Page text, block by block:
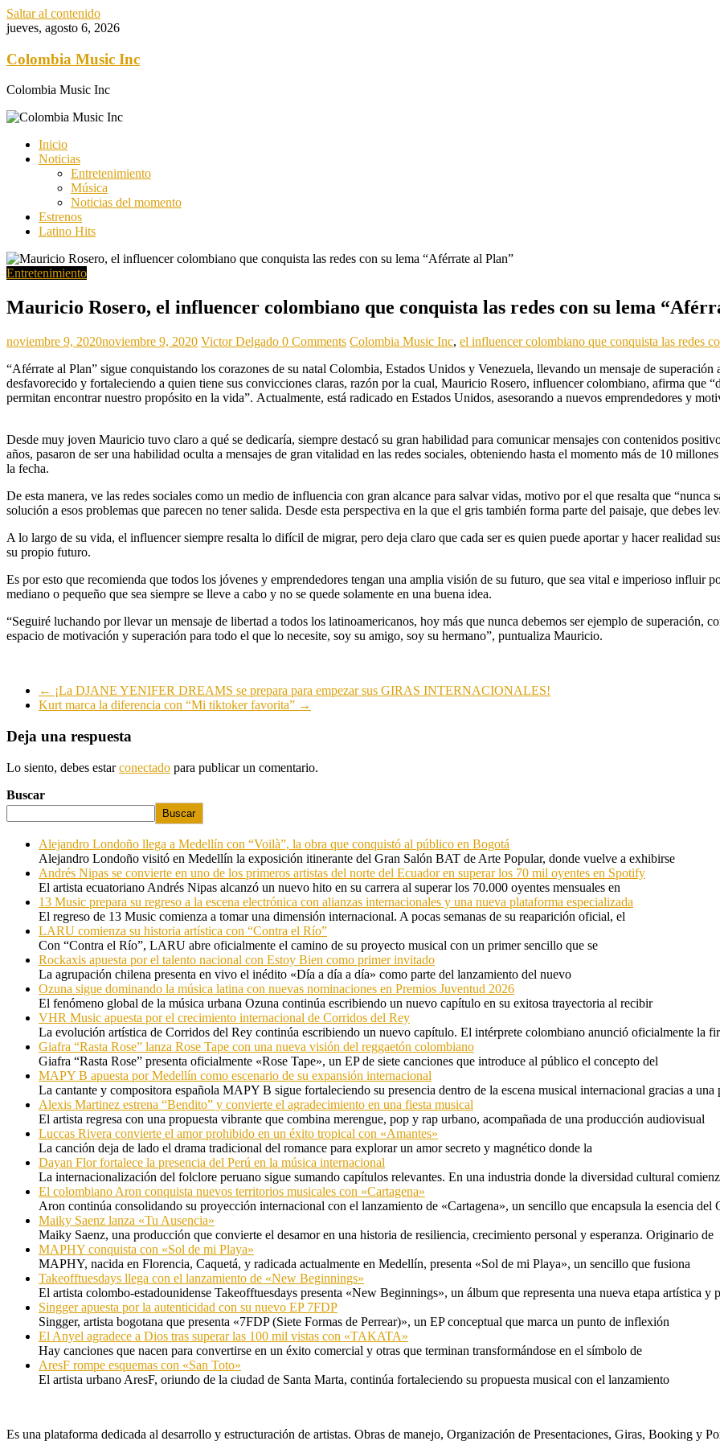
Saltar al contenido
jueves, agosto 6, 2026
Colombia Music Inc
Colombia Music Inc
Inicio
Noticias
Entretenimiento
Música
Noticias del momento
Estrenos
Latino Hits
Entretenimiento
Mauricio Rosero, el influencer colombiano que conquista las redes con su lema
noviembre 9, 2020noviembre 9, 2020 Victor Delgado 0 Comments Colombia Music Inc, el influencer colombiano que conquista las redes
“Aférrate al Plan” sigue conquistando los corazones de su natal Colombia, Estados Unidos y Venezuela, llevando un mensaje de
desfavorecido y fortaleciendo a quien tiene sus convicciones claras, razón por la cual, Mauricio Rosero, influencer colombiano, afirma que
permitan encontrar nuestro propósito en la vida”. Actualmente, está radicado en Estados Unidos, asesorando a nuevos emprendedores y
Desde muy joven Mauricio tuvo claro a qué se dedicaría, siempre destacó su gran habilidad para comunicar mensajes con contenidos
años, pasaron de ser una habilidad oculta a mensajes de gran vitalidad en las redes sociales, obteniendo hasta el momento más de 10
la fecha.
De esta manera, ve las redes sociales como un medio de influencia con gran alcance para salvar vidas, motivo por el que resalta que “nunca
solución a esos problemas que parecen no tener salida. Desde esta perspectiva en la que el gris también forma parte del paisaje, que debes
A lo largo de su vida, el influencer siempre resalta lo difícil de migrar, pero deja claro que cada ser es quien puede aportar y hacer realidad
su propio futuro.
Es por esto que recomienda que todos los jóvenes y emprendedores tengan una amplia visión de su futuro, que sea vital e imperioso influir
mediano o pequeño que sea siempre se lleve a cabo y no se quede solamente en una buena idea.
“Seguiré luchando por llevar un mensaje de libertad a todos los latinoamericanos, hoy más que nunca debemos ser ejemplo de superación,
espacio de motivación y superación para todo el que lo necesite, soy su amigo, soy su hermano”, puntualiza Mauricio.
← ¡La DJANE YENIFER DREAMS se prepara para empezar sus GIRAS INTERNACIONALES!
Kurt marca la diferencia con “Mi tiktoker favorita” →
Deja una respuesta
Lo siento, debes estarconectado para publicar un comentario.
Buscar
Buscar
Alejandro Londoño llega a Medellín con “Voilà”, la obra que conquistó al público en Bogotá
Alejandro Londoño visitó en Medellín la exposición itinerante del Gran Salón BAT de Arte Popular, donde vuelve a exhibirse
Andrés Nipas se convierte en uno de los primeros artistas del norte del Ecuador en superar los 70 mil oyentes en Spotify
El artista ecuatoriano Andrés Nipas alcanzó un nuevo hito en su carrera al superar los 70.000 oyentes mensuales en
13 Music prepara su regreso a la escena electrónica con alianzas internacionales y una nueva plataforma especializada
El regreso de 13 Music comienza a tomar una dimensión internacional. A pocas semanas de su reaparición oficial, el
LARU comienza su historia artística con “Contra el Río”
Con “Contra el Río”, LARU abre oficialmente el camino de su proyecto musical con un primer sencillo que se
Rockaxis apuesta por el talento nacional con Estoy Bien como primer invitado
La agrupación chilena presenta en vivo el inédito «Día a día a día» como parte del lanzamiento del nuevo
Ozuna sigue dominando la música latina con nuevas nominaciones en Premios Juventud 2026
El fenómeno global de la música urbana Ozuna continúa escribiendo un nuevo capítulo en su exitosa trayectoria al recibir
VHR Music apuesta por el crecimiento internacional de Corridos del Rey
La evolución artística de Corridos del Rey continúa escribiendo un nuevo capítulo. El intérprete colombiano anunció oficialmente la
Giafra “Rasta Rose” lanza Rose Tape con una nueva visión del reggaetón colombiano
Giafra “Rasta Rose” presenta oficialmente «Rose Tape», un EP de siete canciones que introduce al público el concepto del
MAPY B apuesta por Medellín como escenario de su expansión internacional
La cantante y compositora española MAPY B sigue fortaleciendo su presencia dentro de la escena musical internacional gracias a una
Alexis Martinez estrena “Bendito” y convierte el agradecimiento en una fiesta musical
El artista regresa con una propuesta vibrante que combina merengue, pop y rap urbano, acompañada de una producción audiovisual
Luccas Rivera convierte el amor prohibido en un éxito tropical con «Amantes»
La canción deja de lado el drama tradicional del romance para explorar un amor secreto y magnético donde la
Dayan Flor fortalece la presencia del Perú en la música internacional
La internacionalización del folclore peruano sigue sumando capítulos relevantes. En una industria donde la diversidad cultural
El colombiano Aron conquista nuevos territorios musicales con «Cartagena»
Aron continúa consolidando su proyección internacional con el lanzamiento de «Cartagena», un sencillo que encapsula la esencia del
Maiky Saenz lanza «Tu Ausencia»
Maiky Saenz, una producción que convierte el desamor en una historia de resiliencia, crecimiento personal y esperanza. Originario de
MAPHY conquista con «Sol de mi Playa»
MAPHY, nacida en Florencia, Caquetá, y radicada actualmente en Medellín, presenta «Sol de mi Playa», un sencillo que fusiona
Takeofftuesdays llega con el lanzamiento de «New Beginnings»
El artista colombo-estadounidense Takeofftuesdays presenta «New Beginnings», un álbum que representa una nueva etapa artística y
Singger apuesta por la autenticidad con su nuevo EP 7FDP
Singger, artista bogotana que presenta «7FDP (Siete Formas de Perrear)», un EP conceptual que marca un punto de inflexión
El Anyel agradece a Dios tras superar las 100 mil vistas con «TAKATA»
Hay canciones que nacen para convertirse en un éxito comercial y otras que terminan transformándose en el símbolo de
AresF rompe esquemas con «San Toto»
El artista urbano AresF, oriundo de la ciudad de Santa Marta, continúa fortaleciendo su propuesta musical con el lanzamiento
Es una plataforma dedicada al desarrollo y estructuración de artistas. Obras de manejo, Organización de Presentaciones, Giras, Booking y